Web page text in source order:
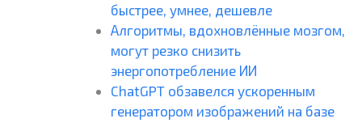
быстрее, умнее, дешевле
Алгоритмы, вдохновлённые мозгом,
могут резко снизить
энергопотребление ИИ
ChatGPT обзавелся ускоренным
генератором изображений на базе